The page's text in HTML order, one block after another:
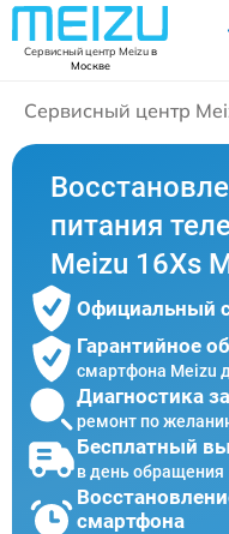
Сервисный центр Meizuв
Москве
Сервисный центр
питания
Meizu 16Xs
Официальный
Гарантийное
смартфона Meizu
Диагностика
ремонт по
Бесплатный
в день обращения
смартфона